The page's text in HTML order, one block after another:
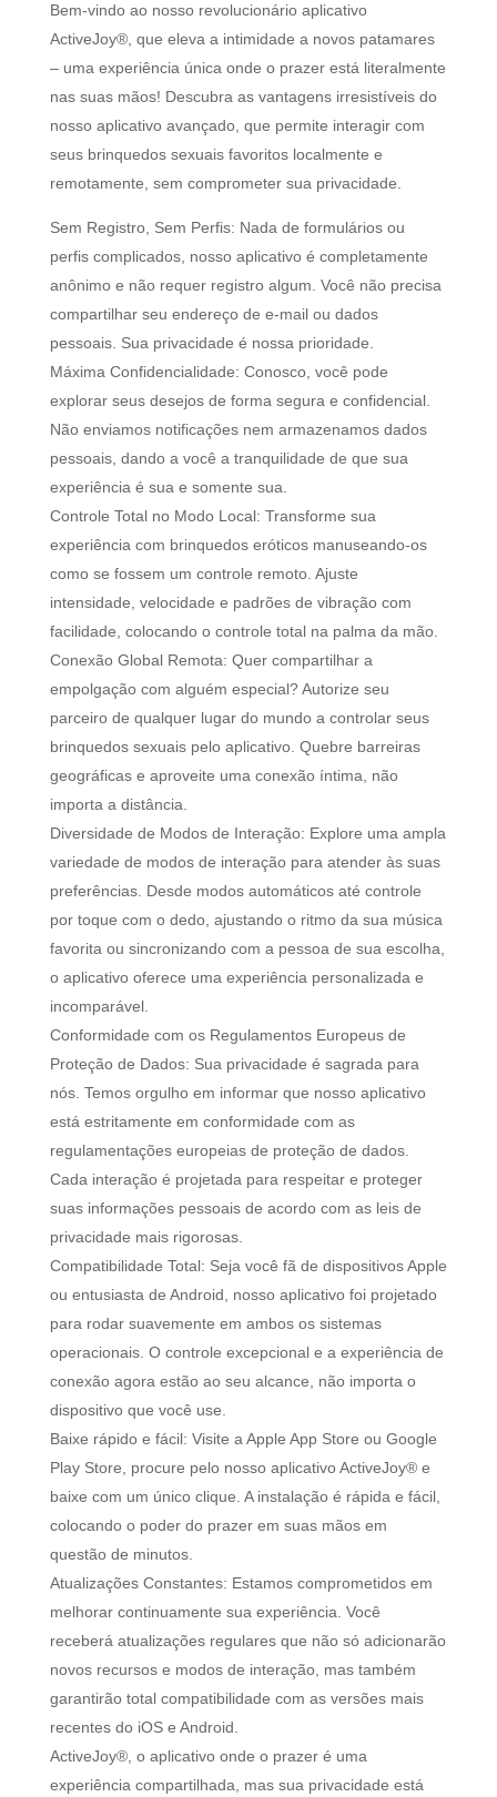
Bem-vindo ao nosso revolucionário aplicativo
ActiveJoy®, que eleva a intimidade a novos patamares
– uma experiência única onde o prazer está literalmente
nas suas mãos! Descubra as vantagens irresistíveis do
nosso aplicativo avançado, que permite interagir com
seus brinquedos sexuais favoritos localmente e
remotamente, sem comprometer sua privacidade.
Sem Registro, Sem Perfis: Nada de formulários ou
perfis complicados, nosso aplicativo é completamente
anônimo e não requer registro algum. Você não precisa
compartilhar seu endereço de e-mail ou dados
pessoais. Sua privacidade é nossa prioridade.
Máxima Confidencialidade: Conosco, você pode
explorar seus desejos de forma segura e confidencial.
Não enviamos notificações nem armazenamos dados
pessoais, dando a você a tranquilidade de que sua
experiência é sua e somente sua.
Controle Total no Modo Local: Transforme sua
experiência com brinquedos eróticos manuseando-os
como se fossem um controle remoto. Ajuste
intensidade, velocidade e padrões de vibração com
facilidade, colocando o controle total na palma da mão.
Conexão Global Remota: Quer compartilhar a
empolgação com alguém especial? Autorize seu
parceiro de qualquer lugar do mundo a controlar seus
brinquedos sexuais pelo aplicativo. Quebre barreiras
geográficas e aproveite uma conexão íntima, não
importa a distância.
Diversidade de Modos de Interação: Explore uma ampla
variedade de modos de interação para atender às suas
preferências. Desde modos automáticos até controle
por toque com o dedo, ajustando o ritmo da sua música
favorita ou sincronizando com a pessoa de sua escolha,
o aplicativo oferece uma experiência personalizada e
incomparável.
Conformidade com os Regulamentos Europeus de
Proteção de Dados: Sua privacidade é sagrada para
nós. Temos orgulho em informar que nosso aplicativo
está estritamente em conformidade com as
regulamentações europeias de proteção de dados.
Cada interação é projetada para respeitar e proteger
suas informações pessoais de acordo com as leis de
privacidade mais rigorosas.
Compatibilidade Total: Seja você fã de dispositivos Apple
ou entusiasta de Android, nosso aplicativo foi projetado
para rodar suavemente em ambos os sistemas
operacionais. O controle excepcional e a experiência de
conexão agora estão ao seu alcance, não importa o
dispositivo que você use.
Baixe rápido e fácil: Visite a Apple App Store ou Google
Play Store, procure pelo nosso aplicativo ActiveJoy® e
baixe com um único clique. A instalação é rápida e fácil,
colocando o poder do prazer em suas mãos em
questão de minutos.
Atualizações Constantes: Estamos comprometidos em
melhorar continuamente sua experiência. Você
receberá atualizações regulares que não só adicionarão
novos recursos e modos de interação, mas também
garantirão total compatibilidade com as versões mais
recentes do iOS e Android.
ActiveJoy®, o aplicativo onde o prazer é uma
experiência compartilhada, mas sua privacidade está